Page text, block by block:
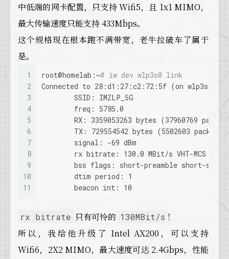
中低端的网卡配置，只支持 Wifi5，且 1x1 MIMO，
最大传输速度只能支持 433Mbps。
这个规格现在根本跑不满带宽，老牛拉破车了属于
是。
1
2
3
4
5
6
7
8
9
10
11
root@homelab:~# iw dev wlp3s0 link
Connected to 28:d1:27:c2:72:5f (on wlp3s0)
	SSID: IMZLP_5G
	freq: 5785.0
RX: 3359053263 bytes (37960769
	TX: 729554542 bytes (5502603 packets)
	signal: -69 dBm
rx bitrate: 130.0 MBit/s VHT-MCS 3
bss flags: short-preamble short-
	dtim period: 1
	beacon int: 10
rx bitrate 只有可怜的 130MBit/s ！
所以，我给他升级了 Intel AX200，可以支持
Wifi6，2X2 MIMO，最大速度可达 2.4Gbps，性能